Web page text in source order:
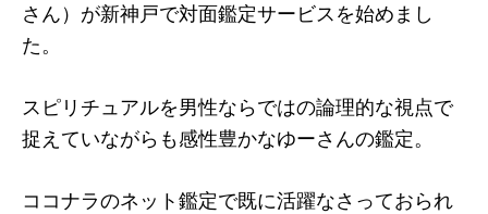
さん）が新神戸で対面鑑定サービスを始めまし
た。
スピリチュアルを男性ならではの論理的な視点で
捉えていながらも感性豊かなゆーさんの鑑定。
ココナラのネット鑑定で既に活躍なさっておられ